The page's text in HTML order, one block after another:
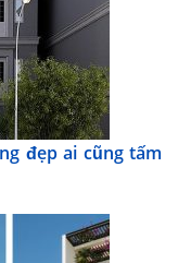
đẹp ai cũng tấm